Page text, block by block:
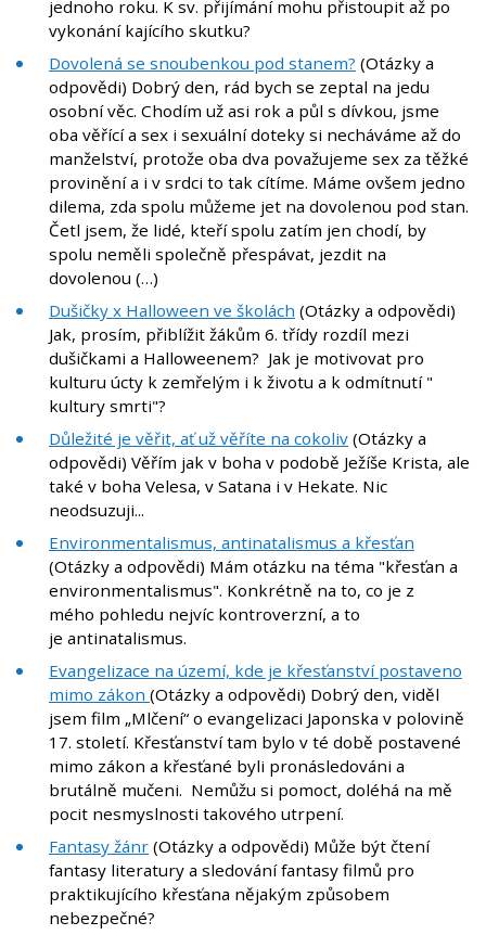
jednoho roku. K sv. přijímání mohu přistoupit až po
vykonání kajícího skutku?
Dovolená se snoubenkou pod stanem? (Otázky a
odpovědi) Dobrý den, rád bych se zeptal na jedu
osobní věc. Chodím už asi rok a půl s dívkou, jsme
oba věřící a sex i sexuální doteky si necháváme až do
manželství, protože oba dva považujeme sex za těžké
provinění a i v srdci to tak cítíme. Máme ovšem jedno
dilema, zda spolu můžeme jet na dovolenou pod stan.
Četl jsem, že lidé, kteří spolu zatím jen chodí, by
spolu neměli společně přespávat, jezdit na
dovolenou (…)
Dušičky x Halloween ve školách (Otázky a odpovědi)
Jak, prosím, přiblížit žákům 6. třídy rozdíl mezi
dušičkami a Halloweenem? Jak je motivovat pro
kulturu úcty k zemřelým i k životu a k odmítnutí "
kultury smrti"?
Důležité je věřit, ať už věříte na cokoliv (Otázky a
odpovědi) Věřím jak v boha v podobě Ježíše Krista, ale
také v boha Velesa, v Satana i v Hekate. Nic
neodsuzuji...
Environmentalismus, antinatalismus a křesťan
(Otázky a odpovědi) Mám otázku na téma "křesťan a
environmentalismus". Konkrétně na to, co je z
mého pohledu nejvíc kontroverzní, a to
je antinatalismus.
Evangelizace na území, kde je křesťanství postaveno
mimo zákon (Otázky a odpovědi) Dobrý den, viděl
jsem film „Mlčení“ o evangelizaci Japonska v polovině
17. století. Křesťanství tam bylo v té době postavené
mimo zákon a křesťané byli pronásledováni a
brutálně mučeni. Nemůžu si pomoct, doléhá na mě
pocit nesmyslnosti takového utrpení.
Fantasy žánr (Otázky a odpovědi) Může být čtení
fantasy literatury a sledování fantasy filmů pro
praktikujícího křesťana nějakým způsobem
nebezpečné?